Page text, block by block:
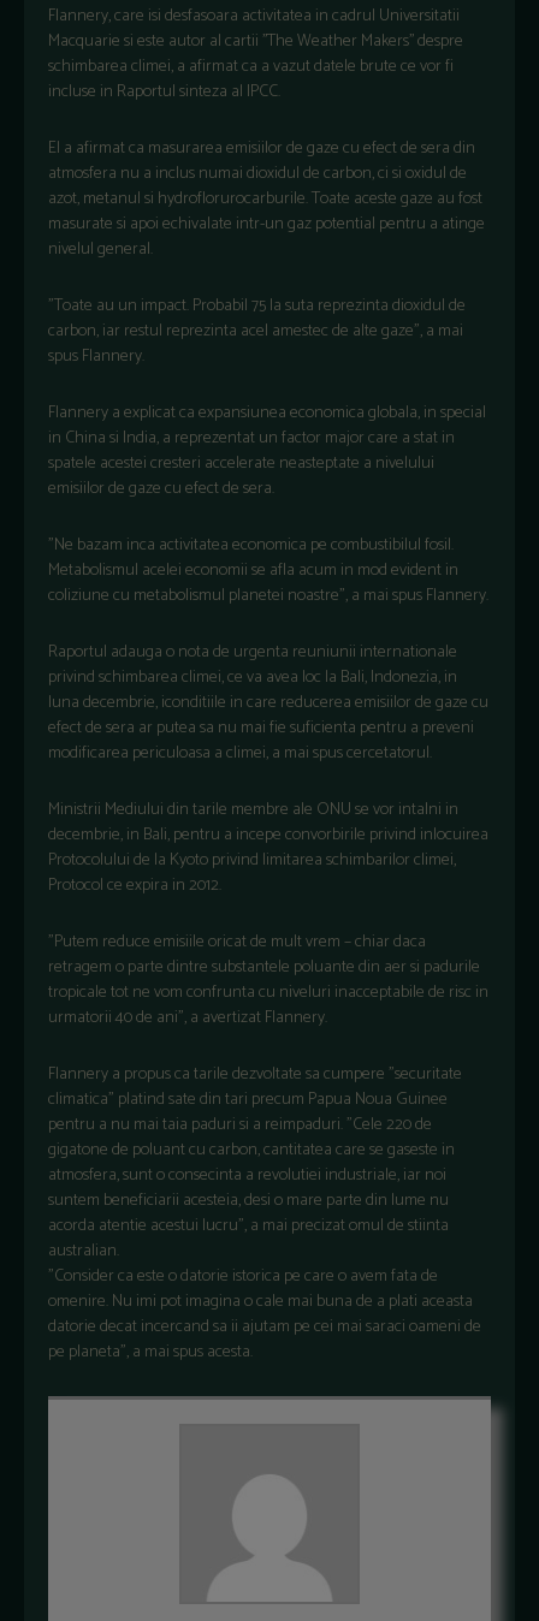
Flannery, care isi desfasoara activitatea in cadrul Universitatii
Macquarie si este autor al cartii ’’The Weather Makers’’ despre
schimbarea climei, a afirmat ca a vazut datele brute ce vor fi
incluse in Raportul sinteza al IPCC.
El a afirmat ca masurarea emisiilor de gaze cu efect de sera din
atmosfera nu a inclus numai dioxidul de carbon, ci si oxidul de
azot, metanul si hydroflorurocarburile. Toate aceste gaze au fost
masurate si apoi echivalate intr-un gaz potential pentru a atinge
nivelul general.
"Toate au un impact. Probabil 75 la suta reprezinta dioxidul de
carbon, iar restul reprezinta acel amestec de alte gaze", a mai
spus Flannery.
Flannery a explicat ca expansiunea economica globala, in special
in China si India, a reprezentat un factor major care a stat in
spatele acestei cresteri accelerate neasteptate a nivelului
emisiilor de gaze cu efect de sera.
"Ne bazam inca activitatea economica pe combustibilul fosil.
Metabolismul acelei economii se afla acum in mod evident in
coliziune cu metabolismul planetei noastre", a mai spus Flannery.
Raportul adauga o nota de urgenta reuniunii internationale
privind schimbarea climei, ce va avea loc la Bali, Indonezia, in
luna decembrie, iconditiile in care reducerea emisiilor de gaze cu
efect de sera ar putea sa nu mai fie suficienta pentru a preveni
modificarea periculoasa a climei, a mai spus cercetatorul.
Ministrii Mediului din tarile membre ale ONU se vor intalni in
decembrie, in Bali, pentru a incepe convorbirile privind inlocuirea
Protocolului de la Kyoto privind limitarea schimbarilor climei,
Protocol ce expira in 2012.
"Putem reduce emisiile oricat de mult vrem – chiar daca
retragem o parte dintre substantele poluante din aer si padurile
tropicale tot ne vom confrunta cu niveluri inacceptabile de risc in
urmatorii 40 de ani", a avertizat Flannery.
Flannery a propus ca tarile dezvoltate sa cumpere "securitate
climatica" platind sate din tari precum Papua Noua Guinee
pentru a nu mai taia paduri si a reimpaduri. "Cele 220 de
gigatone de poluant cu carbon, cantitatea care se gaseste in
atmosfera, sunt o consecinta a revolutiei industriale, iar noi
suntem beneficiarii acesteia, desi o mare parte din lume nu
acorda atentie acestui lucru", a mai precizat omul de stiinta
australian.
"Consider ca este o datorie istorica pe care o avem fata de
omenire. Nu imi pot imagina o cale mai buna de a plati aceasta
datorie decat incercand sa ii ajutam pe cei mai saraci oameni de
pe planeta", a mai spus acesta.